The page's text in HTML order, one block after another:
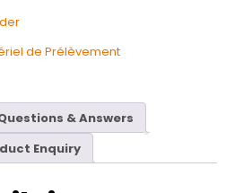
de Prélèvement
& Answers
Enquiry